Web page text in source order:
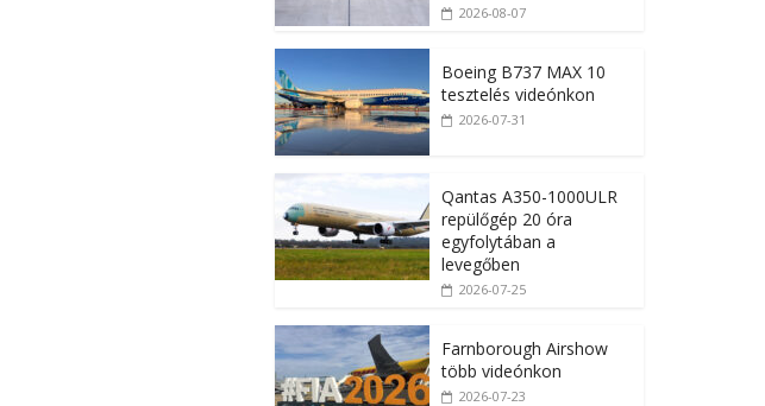
2026-08-07
Boeing B737 MAX 10
tesztelés videónkon
2026-07-31
Qantas A350-1000ULR
repülőgép 20 óra
egyfolytában a
levegőben
2026-07-25
Farnborough Airshow
több videónkon
2026-07-23